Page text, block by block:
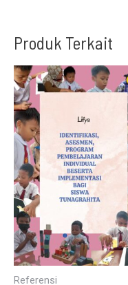
Produk Terkait
Referensi